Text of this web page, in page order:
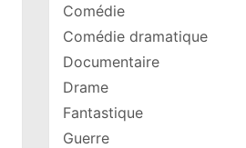
Comédie
Comédie dramatique
Documentaire
Drame
Fantastique
Guerre